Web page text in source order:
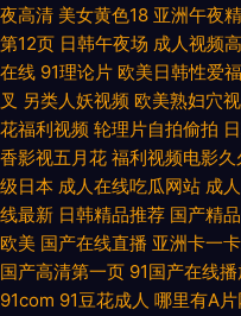
夜高清 美女黄色18 亚洲午夜
第12页 日韩午夜场 成人视频
在线 91理论片 欧美日韩性爱
叉 另类人妖视频 欧美熟妇穴
花福利视频 轮理片自拍偷拍
香影视五月花 福利视频电影久
级日本 成人在线吃瓜网站 成
线最新 日韩精品推荐 国产精
欧美 国产在线直播 亚洲卡一
国产高清第一页 91国产在线
91com 91豆花成人 哪里有A片